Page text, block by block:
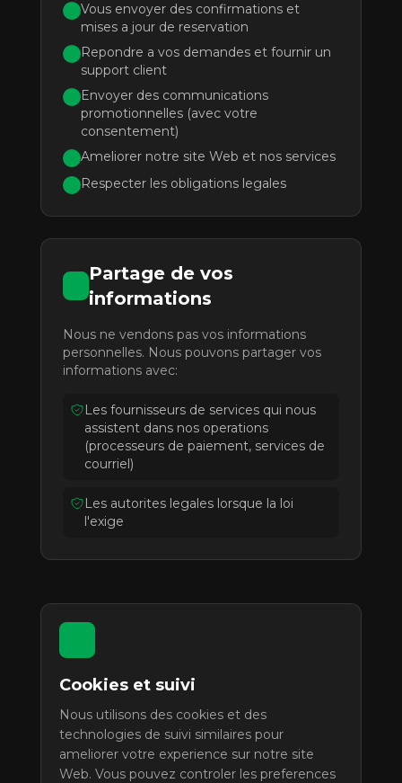
Vous envoyer des confirmations et
mises a jour de reservation
Repondre a vos demandes et fournir un
support client
Envoyer des communications
promotionnelles (avec votre
consentement)
Ameliorer notre site Web et nos services
Respecter les obligations legales
Partage de vos
informations
Nous ne vendons pas vos informations
personnelles. Nous pouvons partager vos
informations avec:
Les fournisseurs de services qui nous
assistent dans nos operations
(processeurs de paiement, services de
courriel)
Les autorites legales lorsque la loi
l'exige
Cookies et suivi
Nous utilisons des cookies et des
technologies de suivi similaires pour
ameliorer votre experience sur notre site
Web. Vous pouvez controler les preferences